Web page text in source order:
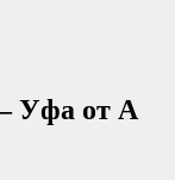
Уфа от А